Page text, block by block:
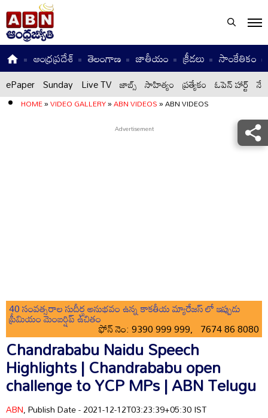
ఆంధ్రప్రదేశ్ తెలంగాణ జాతీయం క్రీడలు సాంకేతికం
ePaper Sunday Live TV జాబ్స్ సాహిత్యం ప్రత్యేకం ఓపెన్ హార్ట్
HOME»VIDEO GALLERY»ABN VIDEOS»ABN VIDEOS
40 సంవత్సరాల సుదీర్ఘ అనుభవం ఉన్న కాకతీయ మ్యారేజస్ లో ఇప్పుడు
ప్రీమియం మెంబర్షిప్ ఉచితం
ఫోన్ నెం: 9390 999 999, 7674 86 8080
Chandrababu Naidu Speech
Highlights | Chandrababu open
challenge to YCP MPs | ABN Telugu
ABN, Publish Date - 2021-12-12T03:23:39+05:30 IST